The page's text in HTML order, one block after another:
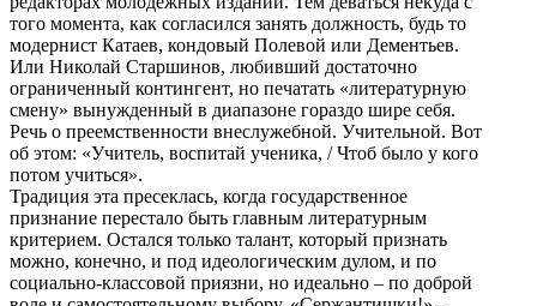
того момента, как согласился занять должность, будь то
модернист Катаев, кондовый Полевой или Дементьев.
Или Николай Старшинов, любивший достаточно
ограниченный контингент, но печатать «литературную
смену» вынужденный в диапазоне гораздо шире себя.
Речь о преемственности внеслужебной. Учительной. Вот
об этом: «Учитель, воспитай ученика, / Чтоб было у кого
потом учиться».
Традиция эта пресеклась, когда государственное
признание перестало быть главным литературным
критерием. Остался только талант, который признать
можно, конечно, и под идеологическим дулом, и по
социально-классовой приязни, но идеально – по доброй